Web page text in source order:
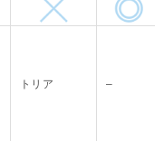
トリア –